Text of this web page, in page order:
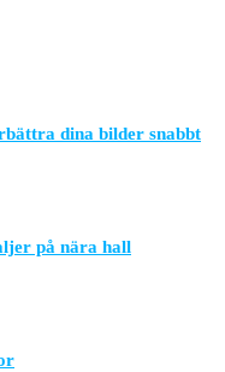
dina bilder snabbt
på nära hall